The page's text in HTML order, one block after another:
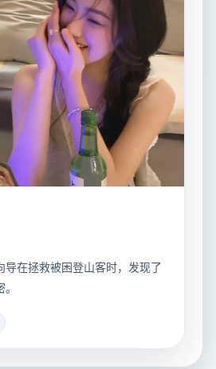
导在拯救被困登山客时，发现了